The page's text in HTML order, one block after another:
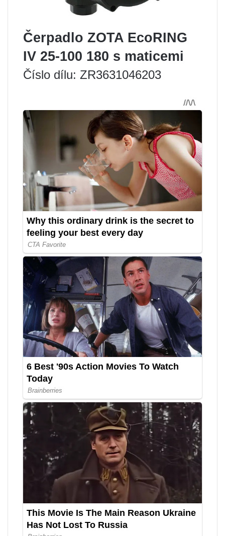
Čerpadlo ZOTA EcoRING
IV 25-100 180 s maticemi
Číslo dílu: ZR3631046203